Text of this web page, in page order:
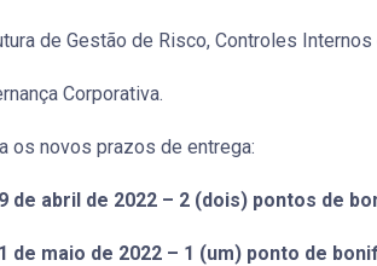
de Gestão de Risco, Controles
Corporativa.
os novos prazos de entrega:
de abril de 2022 – 2 (dois) pontos de
de maio de 2022 – 1 (um) ponto de